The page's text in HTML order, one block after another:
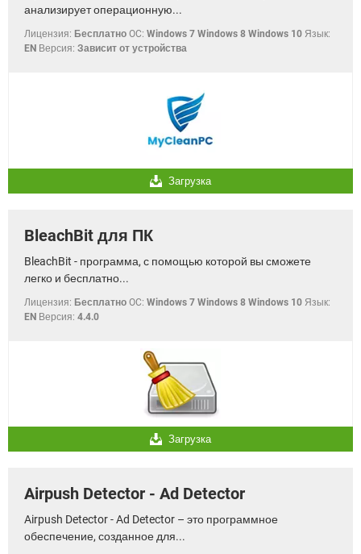
анализирует операционную...
Лицензия: Бесплатно OC: Windows 7 Windows 8 Windows 10 Язык:
EN Версия: Зависит от устройства
Загрузка
BleachBit для ПК
BleachBit - программа, с помощью которой вы сможете
легко и бесплатно...
Лицензия: Бесплатно OC: Windows 7 Windows 8 Windows 10 Язык:
EN Версия: 4.4.0
Загрузка
Airpush Detector - Ad Detector
Airpush Detector - Ad Detector – это программное
обеспечение, созданное для...